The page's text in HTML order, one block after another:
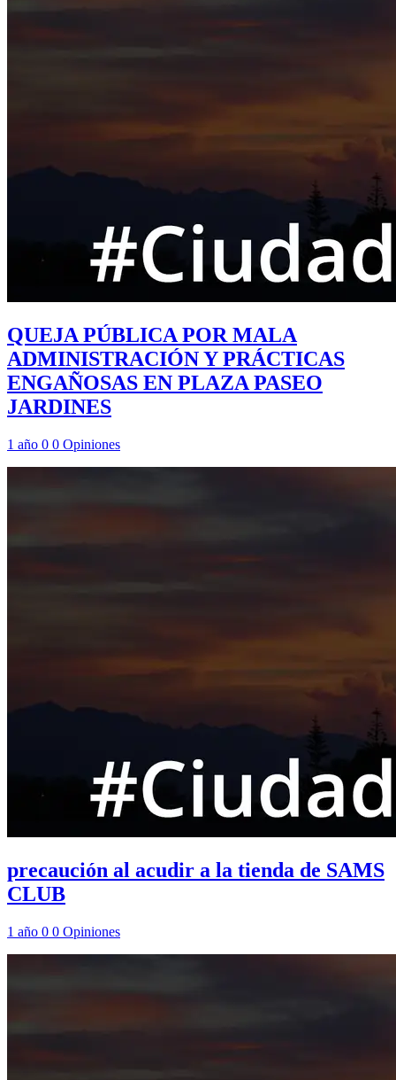
QUEJA PÚBLICA POR MALA
ADMINISTRACIÓN Y PRÁCTICAS
ENGAÑOSAS EN PLAZA PASEO
JARDINES
1 año 0 0 Opiniones
precaución al acudir a la tienda de SAMS
CLUB
1 año 0 0 Opiniones